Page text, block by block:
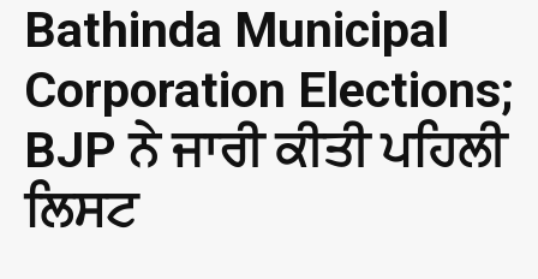
Bathinda Municipal
Corporation Elections;
BJP ਨੇ ਜਾਰੀ ਕੀਤੀ ਪਹਿਲੀ
ਲਿਸਟ